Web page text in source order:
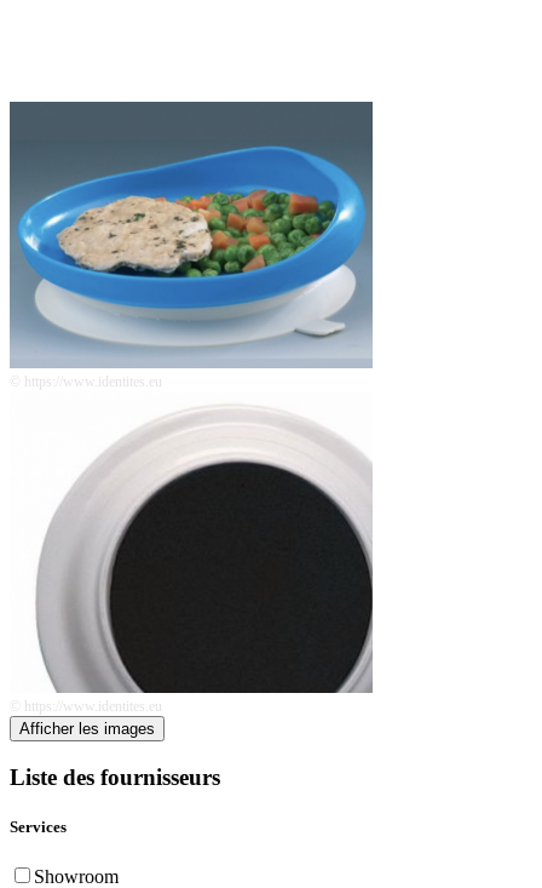
© https://www.identites.eu
© https://www.identites.eu
Afficher les images
Liste des fournisseurs
Services
Showroom